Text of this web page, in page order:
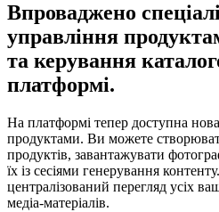
Впроваджено
управління
та керування
платформі.
На платформі тепер доступна
продуктами. Ви можете
продуктів, завантажувати
їх із сесіями генерування
централізований перегляд усіх
медіа-матеріалів.